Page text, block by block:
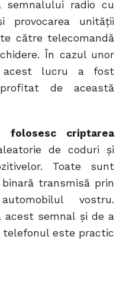
semnalului radio cu
provocarea unității
către telecomandă
În cazul unor
acest lucru a fost
de această
folosesc criptarea
de coduri și
Toate sunt
transmisă prin
vostru.
acest semnal și de a
este practic